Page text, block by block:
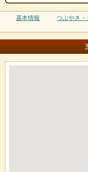
基本情報 つぶやき・